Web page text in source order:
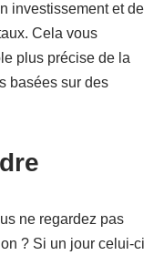
investissement et de
Cela vous
plus précise de la
basées sur des
ne regardez pas
? Si un jour celui-ci